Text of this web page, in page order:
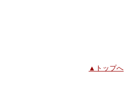
▲トップへ